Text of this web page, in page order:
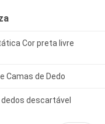
Cor preta livre
Camas de Dedo
descartável